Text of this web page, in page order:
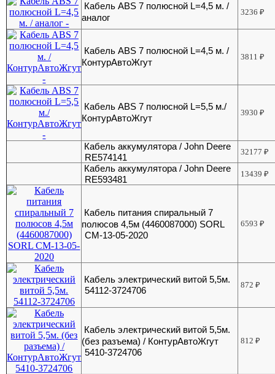
Кабель ABS 7 полюсной L=4,5 м. /
аналог
3236₽
Кабель ABS 7 полюсной L=4,5 м. /
КонтурАвтоЖгут
3811₽
Кабель ABS 7 полюсной L=5,5 м./
КонтурАвтоЖгут
3930₽
Кабель аккумулятора / John Deere
RE574141
32177₽
Кабель аккумулятора / John Deere
RE593481
13439₽
Кабель питания спиральный 7
полюсов 4,5м (4460087000) SORL
CM-13-05-2020
6593₽
Кабель электрический витой 5,5м.
54112-3724706
872₽
Кабель электрический витой 5,5м.
(без разъема) / КонтурАвтоЖгут
5410-3724706
812₽